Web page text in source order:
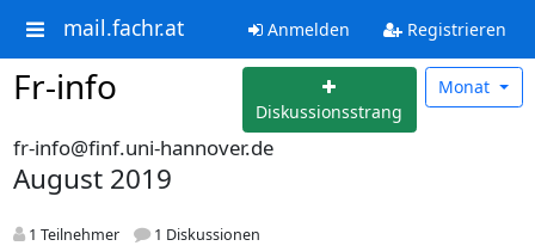
mail.fachr.at Anmelden Registrieren
Fr-info
Diskussionsstrang
Monat
fr-info@finf.uni-hannover.de
August 2019
1 Teilnehmer 1 Diskussionen